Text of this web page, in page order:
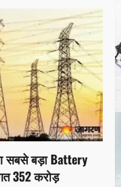
सबसे बड़ा Battery
352 करोड़